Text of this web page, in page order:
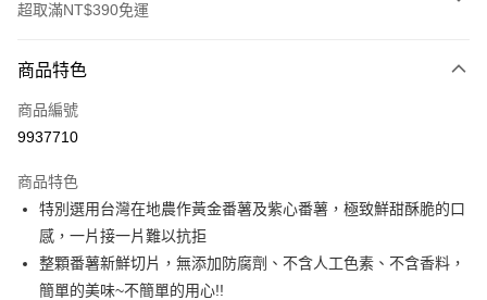
超取滿NT$390免運
POYA支付
信用卡一次付款
LINE Pay
Apple Pay
街口支付
商品特色
商品編號
9937710
商品特色
特別選用台灣在地農作黃金番薯及紫心番薯，極致鮮甜酥脆的口
感，一片接一片難以抗拒
整顆番薯新鮮切片，無添加防腐劑、不含人工色素、不含香料，
簡單的美味~不簡單的用心!!